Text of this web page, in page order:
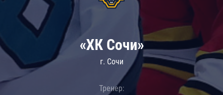
«ХК Сочи»
г. Сочи
Тренер: